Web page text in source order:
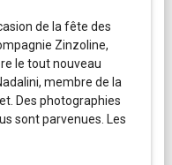
de la fête des
Zinzoline,
le tout nouveau
membre de la
Des photographies
sont parvenues. Les